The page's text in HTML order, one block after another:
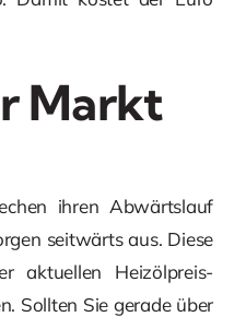
Markt
ihren Abwärtslauf
seitwärts aus. Diese
aktuellen Heizölpreis-
Sollten Sie gerade über